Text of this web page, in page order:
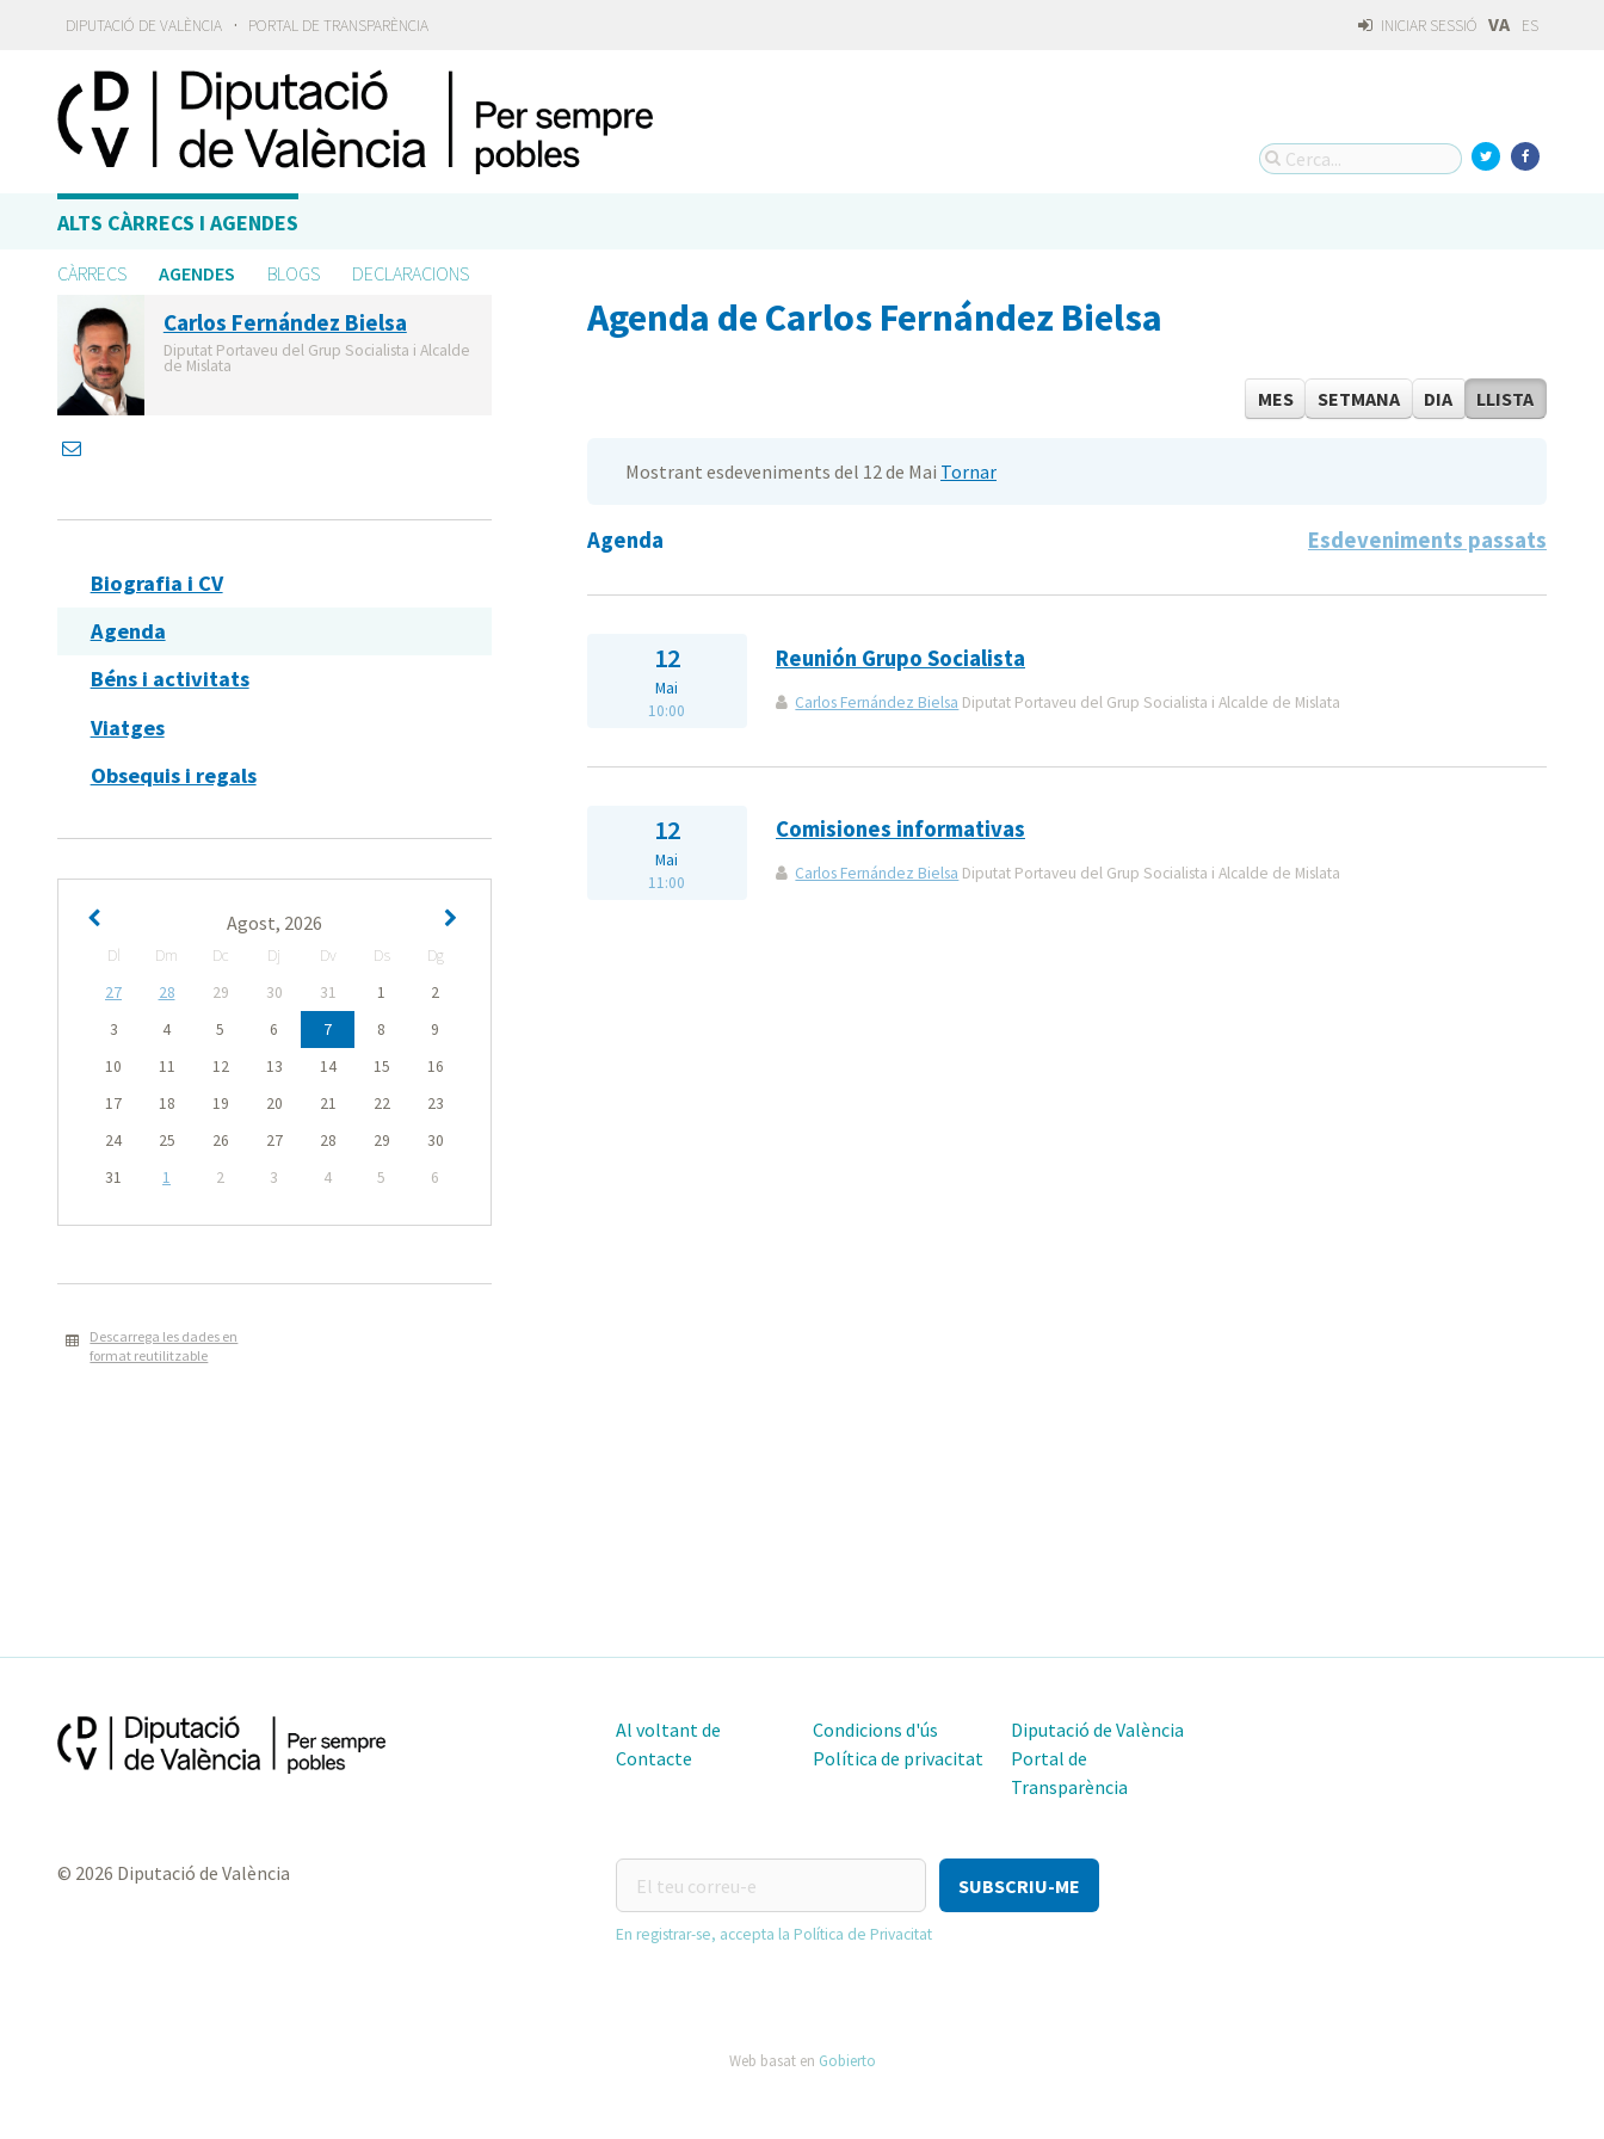
DIPUTACIÓ DE VALÈNCIA · PORTAL DE TRANSPARÈNCIA INICIAR SESSIÓ VA ES
ALTS CÀRRECS I AGENDES
CÀRRECS AGENDES BLOGS DECLARACIONS
Carlos Fernández Bielsa
Diputat Portaveu del Grup Socialista i Alcalde
de Mislata
Biografia i CV
Agenda
Béns i activitats
Viatges
Obsequis i regals
Agost, 2026
Dl Dm Dc Dj Dv Ds
Dg
27
28 29 30 31 1
2
3
4 5 6 7 8
9
10
11 12 13 14 15
16
17
18 19 20 21 22
23
24
25 26 27 28 29
30
31
1 2 3 4 5 6
Descarrega les dades en
format reutilitzable
Agenda de Carlos Fernández Bielsa
MES SETMANA DIA LLISTA
Mostrant esdeveniments del 12 de Mai Tornar
Agenda Esdeveniments passats
12
Mai
10:00
Reunión Grupo Socialista
Carlos Fernández Bielsa Diputat Portaveu del Grup Socialista i Alcalde de Mislata
12
Mai
11:00
Comisiones informativas
Carlos Fernández Bielsa Diputat Portaveu del Grup Socialista i Alcalde de Mislata
Al voltant de
Contacte
Condicions d'ús
Política de privacitat
Diputació de València
Portal de
Transparència
© 2026 Diputació de València
teu
correu-
En registrar-se, accepta la Política de Privacitat
Web basat en Gobierto